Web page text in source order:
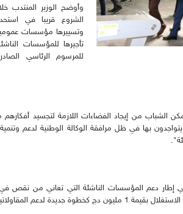
وأوضح الوزير المنتدب
الشروع قريبا في
وتسييرها مؤسسات
تأجيرها للمؤسسات
للمرسوم الرئاسي
الشباب من إيجاد الفضاءات اللازمة لتجسيد
بها في ظل مرافقة الوكالة الوطنية لدعم وتنمية
إطار دعم المؤسسات الناشئة التي تعاني من نقص في
جديدة لدعم المقاولاتية".